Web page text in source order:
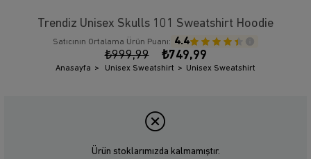
Trendiz Unisex Skulls 101 Sweatshirt Hoodie
Satıcının Ortalama Ürün Puanı: 4.4
₺999,99 ₺749,99
Anasayfa Unisex Sweatshirt Unisex Sweatshirt
Ürün stoklarımızda kalmamıştır.